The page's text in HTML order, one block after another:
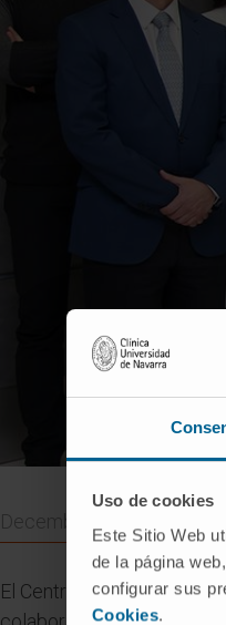
Uso de cookies
Este Sitio Web
de la página
configurar sus
Cookies.
December 23, 2014
El Centro de